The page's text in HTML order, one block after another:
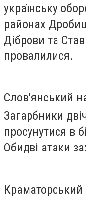
українську
районах
Діброви та
провалилися.
Слов'янський
Загарбники
просунутися в
Обидві атаки